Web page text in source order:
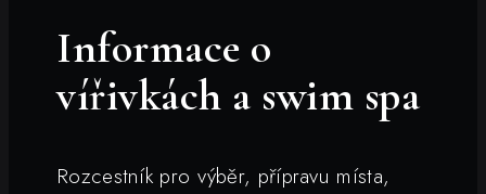
Informace o
vířivkách a swim spa
Rozcestník pro výběr, přípravu místa,